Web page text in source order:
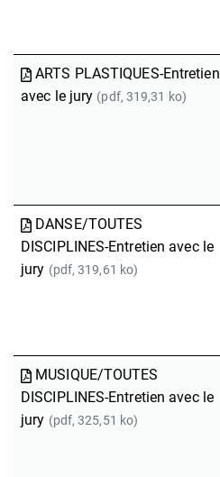
ARTS PLASTIQUES-Entretien
avec le jury (pdf, 319,31 ko)
DANSE/TOUTES
DISCIPLINES-Entretien avec le
jury (pdf, 319,61 ko)
MUSIQUE/TOUTES
DISCIPLINES-Entretien avec le
jury (pdf, 325,51 ko)